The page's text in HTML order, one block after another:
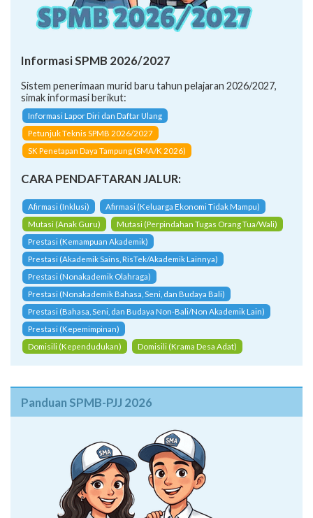
Informasi SPMB 2026/2027
Sistem penerimaan murid baru tahun pelajaran 2026/2027,
simak informasi berikut:
Informasi Lapor Diri dan Daftar Ulang
Petunjuk Teknis SPMB 2026/2027
SK Penetapan Daya Tampung (SMA/K 2026)
CARA PENDAFTARAN JALUR:
Afirmasi (Inklusi)
Afirmasi (Keluarga Ekonomi Tidak Mampu)
Mutasi (Anak Guru)
Mutasi (Perpindahan Tugas Orang Tua/Wali)
Prestasi (Kemampuan Akademik)
Prestasi (Akademik Sains, RisTek/Akademik Lainnya)
Prestasi (Nonakademik Olahraga)
Prestasi (Nonakademik Bahasa, Seni, dan Budaya Bali)
Prestasi (Bahasa, Seni, dan Budaya Non-Bali/Non Akademik Lain)
Prestasi (Kepemimpinan)
Domisili (Kependudukan)
Domisili (Krama Desa Adat)
Panduan SPMB-PJJ 2026